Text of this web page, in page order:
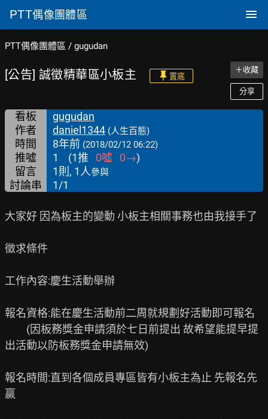
PTT偶像團體區
PTT偶像團體區 / gugudan
[公告] 誠徵精華區小板主 置底
＋收藏
分享
看板
gugudan
作者
daniel1344 (人生百態)
時間 8年前 (2018/02/12 06:22)
推噓 1 (1推 0噓 0→)
留言
1則, 1人參與
討論串 1/1
大家好 因為板主的變動 小板主相關事務也由我接手了
徵求條件
工作內容:慶生活動舉辦
報名資格:能在慶生活動前二周就規劃好活動即可報名
出活動以防板務獎金申請無效)
報名時間:直到各個成員專區皆有小板主為止 先報名先
贏